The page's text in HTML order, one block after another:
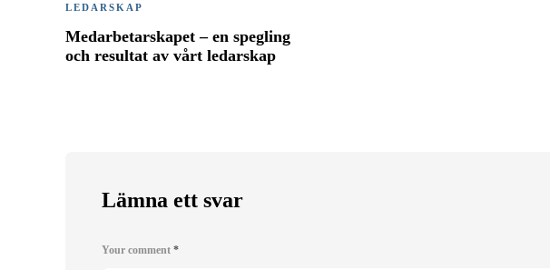
LEDARSKAP
Medarbetarskapet – en spegling
och resultat av vårt ledarskap
Lämna ett svar
Your comment *